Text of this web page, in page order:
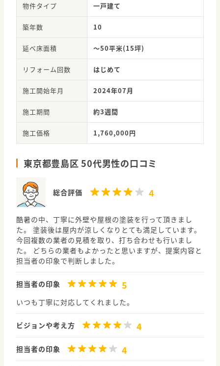
物件タイプ 一戸建て
築年数 10
延べ床面積 ～50平米(15坪)
リフォーム回数 はじめて
施工開始年月 2024年07月
施工期間 約3週間
施工価格 1,760,000円
東京都豊島区 50代男性の口コミ
総合評価 4
酷暑の中、丁寧に外壁や屋根の塗装を行って頂きまし
た。 塗装後は屋内が涼しくなりとても満足しています。
今回複数の業者の見積を取り、打ち合わせも行いまし
た。 どちらの業者もよかったと思いますが、提案内容と
担当者の印象で判断しました。
担当者の印象 5
いつも丁寧に対応してくれました。
ビジョンや考え方 4
担当者の印象 4